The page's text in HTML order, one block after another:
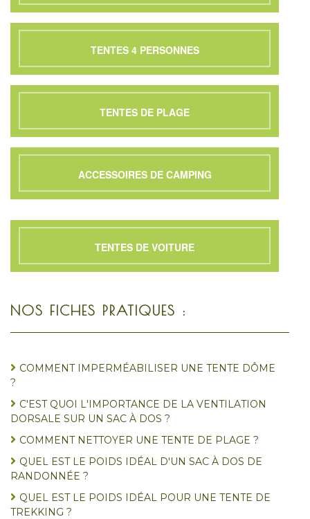
TENTES 4 PERSONNES
TENTES DE PLAGE
ACCESSOIRES DE CAMPING
TENTES DE VOITURE
NOS FICHES PRATIQUES :
COMMENT IMPERMÉABILISER UNE TENTE DÔME
?
C'EST QUOI L'IMPORTANCE DE LA VENTILATION
DORSALE SUR UN SAC À DOS ?
COMMENT NETTOYER UNE TENTE DE PLAGE ?
QUEL EST LE POIDS IDÉAL D'UN SAC À DOS DE
RANDONNÉE ?
QUEL EST LE POIDS IDÉAL POUR UNE TENTE DE
TREKKING ?